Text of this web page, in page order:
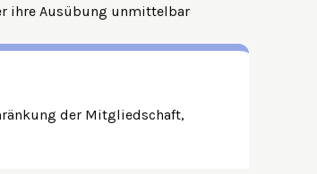
ihre Ausübung unmittelbar
der Mitgliedschaft,